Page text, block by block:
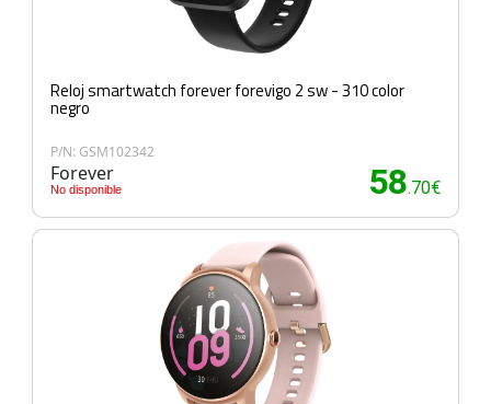
Reloj smartwatch forever forevigo 2 sw - 310 color
negro
P/N: GSM102342
Forever
No disponible 58.70€